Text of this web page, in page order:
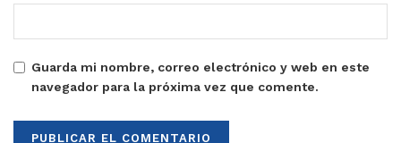
Guarda mi nombre, correo electrónico y web en este
navegador para la próxima vez que comente.